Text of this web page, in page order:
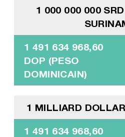
1 000 000 000
1 491 634 968,60
DOP (PESO
DOMINICAIN)
1 MILLIARD
1 491 634 968,60